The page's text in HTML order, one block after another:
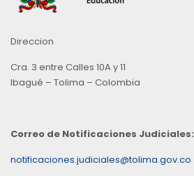
Direccion
Cra. 3 entre Calles 10A y 11
Ibagué – Tolima – Colombia
Correo de Notificaciones Judiciales:
notificaciones.judiciales@tolima.gov.co